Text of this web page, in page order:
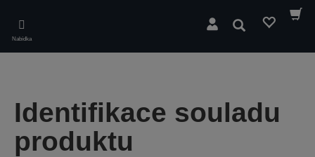
main
content
Nabídka
Hledat
Identifikace souladu
produktu